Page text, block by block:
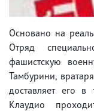
Основано на
Отряд
фашистскую
Тамбурини,
доставляет его в
Клаудио